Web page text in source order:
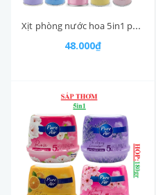
Xịt phòng nước hoa 5in1 pure air SCC chai 280ml
48.000₫